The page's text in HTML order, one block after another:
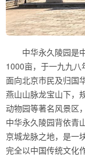
中华永久陵园是
1000亩，于一九九
面向北京市民及归国
燕山山脉龙宝山下，
动物园等著名风景区
中华永久陵园背依青
京城龙脉之地，是一
完全以中国传统文化